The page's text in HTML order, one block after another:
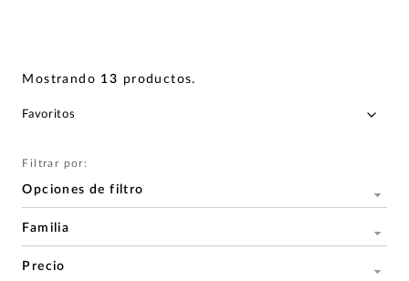
Mostrando 13 productos.
Filtrar por:
Opciones de filtro
Familia
Precio